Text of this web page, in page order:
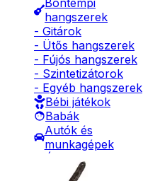
Bontempi
hangszerek
- Gitárok
- Ütős hangszerek
- Fújós hangszerek
- Szintetizátorok
- Egyéb hangszerek
Bébi játékok
Babák
Autók és
munkagépek
Építőjátékok
Szerepjátékok